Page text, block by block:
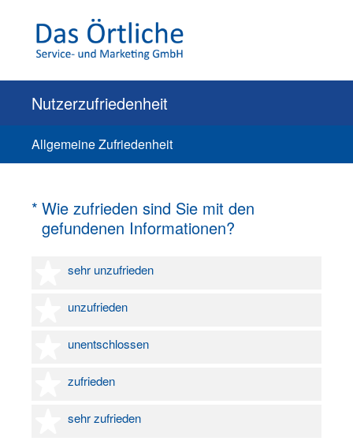
Nutzerzufriedenheit
Allgemeine Zufriedenheit
* Wie zufrieden sind Sie mit den
gefundenen Informationen?
(Erforderlich.)
sehr unzufrieden
1 Stern
unzufrieden
2 Sterne
unentschlossen
3 Sterne
zufrieden
4 Sterne
sehr zufrieden
5 Sterne